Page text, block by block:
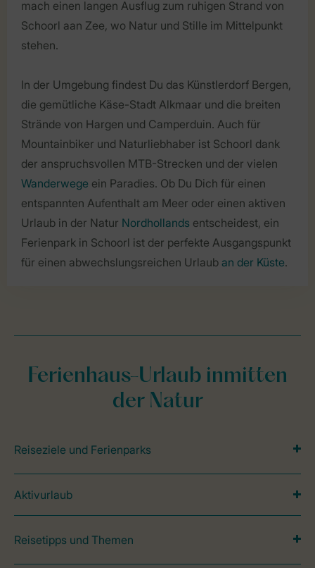
mach einen langen Ausflug zum ruhigen Strand von
Schoorl aan Zee, wo Natur und Stille im Mittelpunkt
stehen.
In der Umgebung findest Du das Künstlerdorf Bergen,
die gemütliche Käse-Stadt Alkmaar und die breiten
Strände von Hargen und Camperduin. Auch für
Mountainbiker und Naturliebhaber ist Schoorl dank
der anspruchsvollen MTB-Strecken und der vielen
Wanderwege ein Paradies. Ob Du Dich für einen
entspannten Aufenthalt am Meer oder einen aktiven
Urlaub in der Natur Nordhollands entscheidest, ein
Ferienpark in Schoorl ist der perfekte Ausgangspunkt
für einen abwechslungsreichen Urlaub an der Küste.
Ferienhaus-Urlaub inmitten
der Natur
Reiseziele und Ferienparks
Aktivurlaub
Reisetipps und Themen